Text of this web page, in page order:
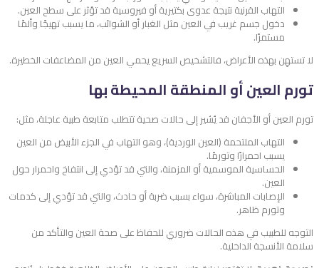
التهاب القرنية نتيجة عدوى بكتيرية أو فيروسية قد تؤثر على سطح العين.
دخول جسم غريب في العين مثل الغبار أو الشوائب، ما يسبب تهيجًا وألمًا
مستمرًا.
لا تستهِن بهذه الأعراض، فالتشخيص السريع يحمي العين من المضاعفات الخطيرة.
تورم العين أو المنطقة المحيطة بها
تورم العين أو الأجفان قد يُشير إلى حالات صحية تتطلب متابعة طبية عاجلة، مثل:
التهاب الملتحمة (العين الوردية)، وهو التهاب في الجزء الأبيض من العين
يسبب احمرارًا وتورمًا.
الحساسية الموسمية أو المزمنة، والتي قد تؤدي إلى انتفاخ واحمرار حول
العين.
الإصابات المباشرة، سواء بسبب ضربة أو حادث، والتي قد تؤدي إلى كدمات
وتورم ظاهر.
التوجه للطبيب في هذه الحالات ضروري للحفاظ على صحة العين والتأكد من
سلامة الأنسجة الداخلية.